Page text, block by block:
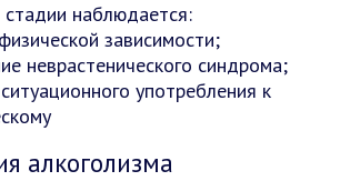
наблюдается:
зависимости;
неврастенического синдрома;
употребления к
алкоголизма